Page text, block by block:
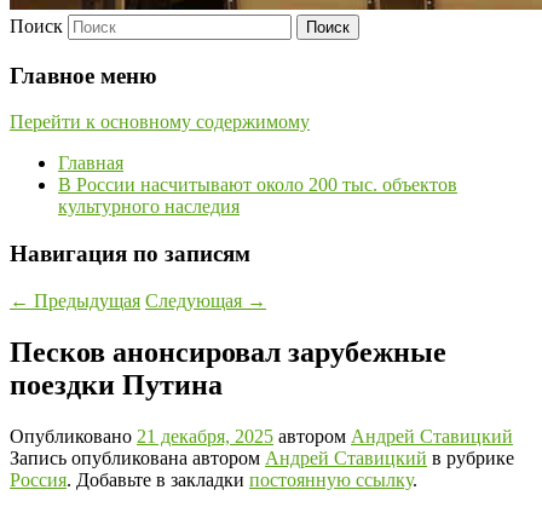
Поиск
Главное меню
Перейти к основному содержимому
Главная
В России насчитывают около 200 тыс. объектов
культурного наследия
Навигация по записям
← Предыдущая Следующая →
Песков анонсировал зарубежные
поездки Путина
Опубликовано 21 декабря, 2025 автором Андрей Ставицкий
Запись опубликована автором Андрей Ставицкий в рубрике
Россия. Добавьте в закладки постоянную ссылку.